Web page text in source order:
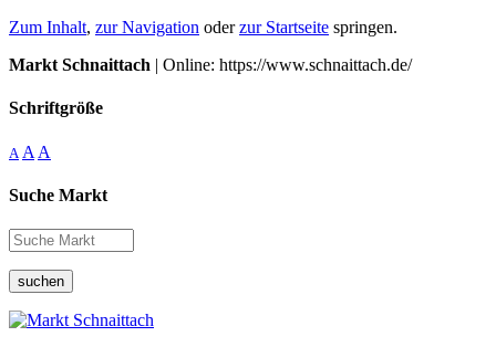
Zum Inhalt, zur Navigation oderzur Startseite springen.
Markt Schnaittach | Online: https://www.schnaittach.de/
Schriftgröße
A A A
Suche Markt
suchen